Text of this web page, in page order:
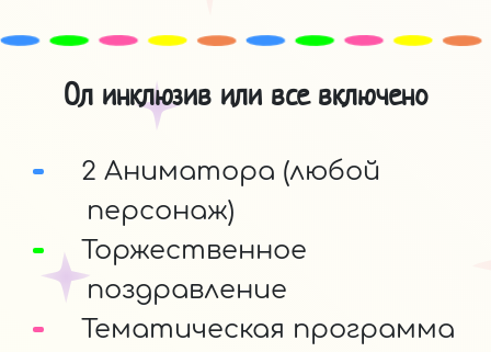
Ол инклюзив или все включено
2 Аниматора (любой
персонаж)
Торжественное
поздравление
Тематическая программа